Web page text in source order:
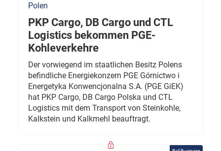
Polen
PKP Cargo, DB Cargo und CTL
Logistics bekommen PGE-
Kohleverkehre
Der vorwiegend im staatlichen Besitz Polens
befindliche Energiekonzern PGE Górnictwo i
Energetyka Konwencjonalna S.A. (PGE GiEK)
hat PKP Cargo, DB Cargo Polska und CTL
Logistics mit dem Transport von Steinkohle,
Kalkstein und Kalkmehl beauftragt.